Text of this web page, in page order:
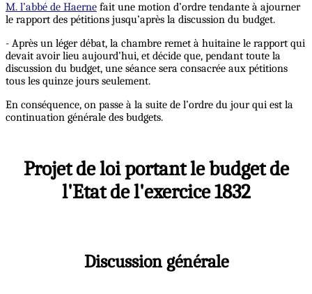
M. l’abbé de Haerne fait une motion d’ordre tendante à ajourner
le rapport des pétitions jusqu’après la discussion du budget.
- Après un léger débat, la chambre remet à huitaine le rapport qui
devait avoir lieu aujourd’hui, et décide que, pendant toute la
discussion du budget, une séance sera consacrée aux pétitions
tous les quinze jours seulement.
En conséquence, on passe à la suite de l’ordre du jour qui est la
continuation générale des budgets.
Projet de loi portant le budget de
l'Etat de l'exercice 1832
Discussion générale